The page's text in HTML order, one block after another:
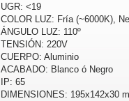
UGR: <19
COLOR LUZ: Fría (~6000K),
ÁNGULO LUZ: 110º
TENSIÓN: 220V
CUERPO: Aluminio
ACABADO: Blanco ó Negro
IP: 65
DIMENSIONES: 195x142x30